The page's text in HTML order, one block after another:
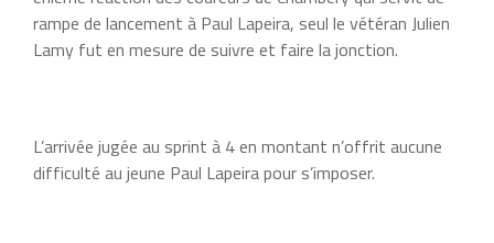
rampe de lancement à Paul Lapeira, seul le vétéran Julien
Lamy fut en mesure de suivre et faire la jonction.
L’arrivée jugée au sprint à 4 en montant n’offrit aucune
difficulté au jeune Paul Lapeira pour s’imposer.